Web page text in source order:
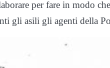
per fare in modo
gli asili gli agenti della